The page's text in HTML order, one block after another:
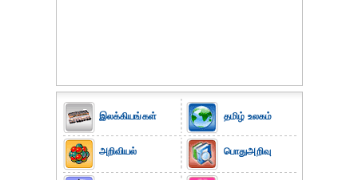
இலக்கியங்கள்
அறிவியல்
தமிழ் உலகம்
பொதுஅறிவு